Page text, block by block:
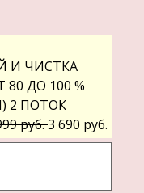
И ЧИСТКА
ДО 100 %
2 ПОТОК
руб.3 690 руб.